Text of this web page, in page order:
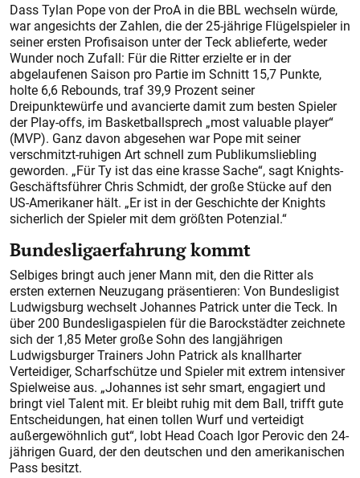
Dass Tylan Pope von der ProA in die BBL wechseln würde,
war angesichts der Zahlen, die der 25-jährige Flügelspieler in
seiner ersten Profisaison unter der Teck ablieferte, weder
Wunder noch Zufall: Für die Ritter erzielte er in der
abgelaufenen Saison pro Partie im Schnitt 15,7 Punkte,
holte 6,6 Rebounds, traf 39,9 Prozent seiner
Dreipunktewürfe und avancierte damit zum besten Spieler
der Play-offs, im Basketballsprech „most valuable player“
(MVP). Ganz davon abgesehen war Pope mit seiner
verschmitzt-ruhigen Art schnell zum Publikumsliebling
geworden. „Für Ty ist das eine krasse Sache“, sagt Knights-
Geschäftsführer Chris Schmidt, der große Stücke auf den
US-Amerikaner hält. „Er ist in der Geschichte der Knights
sicherlich der Spieler mit dem größten Potenzial.“
Bundesligaerfahrung kommt
Selbiges bringt auch jener Mann mit, den die Ritter als
ersten externen Neuzugang präsentieren: Von Bundesligist
Ludwigsburg wechselt Johannes Patrick unter die Teck. In
über 200 Bundesligaspielen für die Barockstädter zeichnete
sich der 1,85 Meter große Sohn des langjährigen
Ludwigsburger Trainers John Patrick als knallharter
Verteidiger, Scharfschütze und Spieler mit extrem intensiver
Spielweise aus. „Johannes ist sehr smart, engagiert und
bringt viel Talent mit. Er bleibt ruhig mit dem Ball, trifft gute
Entscheidungen, hat einen tollen Wurf und verteidigt
außergewöhnlich gut“, lobt Head Coach Igor Perovic den 24-
jährigen Guard, der den deutschen und den amerikanischen
Pass besitzt.